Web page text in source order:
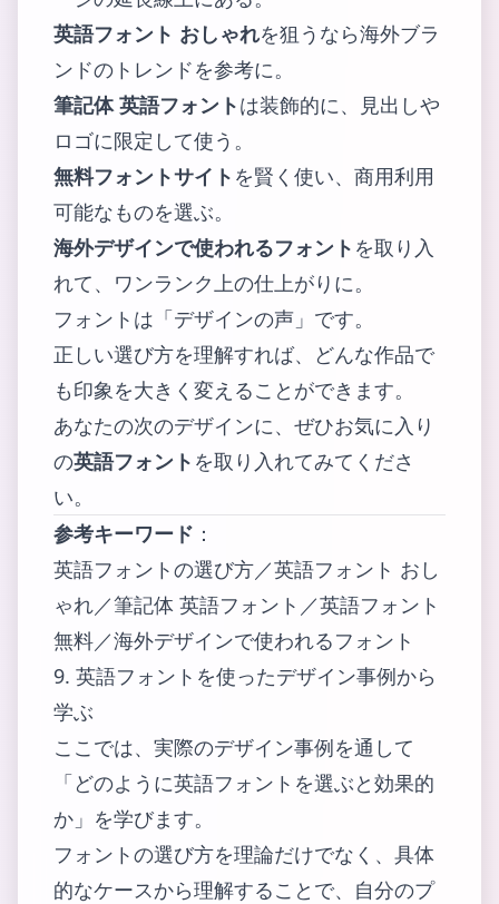
英語フォント おしゃれを狙うなら海外ブラ
ンドのトレンドを参考に。
筆記体 英語フォントは装飾的に、見出しや
ロゴに限定して使う。
無料フォントサイト を賢く使い、商用利用
可能なものを選ぶ。
海外デザインで使われるフォント を取り入
れて、ワンランク上の仕上がりに。
フォントは「デザインの声」です。
正しい選び方を理解すれば、どんな作品で
も印象を大きく変えることができます。
あなたの次のデザインに、ぜひお気に入り
の英語フォント を取り入れてみてくださ
い。
参考キーワード ：
英語フォントの選び方／英語フォント おし
ゃれ／筆記体 英語フォント／英語フォント
無料／海外デザインで使われるフォント
9. 英語フォントを使ったデザイン事例から
学ぶ
ここでは、実際のデザイン事例を通して
「どのように英語フォントを選ぶと効果的
か」を学びます。
フォントの選び方を理論だけでなく、具体
的なケースから理解することで、自分のプ